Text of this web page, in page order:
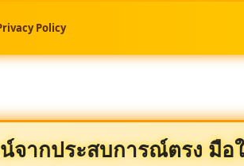
Policy
จากประสบการณ์ตรง มือ